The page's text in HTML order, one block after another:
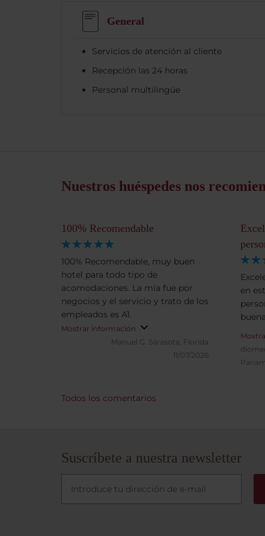
General
Servicios de atención al cliente
Recepción las 24 horas
Personal multilingüe
Nuestros huéspedes nos
100% Recomendable
100% Recomendable, muy buen
hotel para todo tipo de
acomodaciones. La mia fue por
negocios y el servicio y trato de los
empleados es A1.
Mostrar información
Manuel G. Sarasota, Florida
11/07/2026
en
Todos los comentarios
Suscríbete a nuestra newsletter